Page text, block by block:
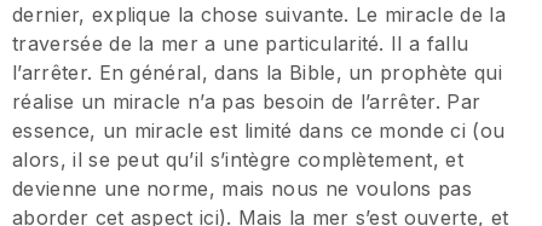
dernier, explique la chose suivante. Le miracle de la
traversée de la mer a une particularité. Il a fallu
l’arrêter. En général, dans la Bible, un prophète qui
réalise un miracle n’a pas besoin de l’arrêter. Par
essence, un miracle est limité dans ce monde ci (ou
alors, il se peut qu’il s’intègre complètement, et
devienne une norme, mais nous ne voulons pas
aborder cet aspect ici). Mais la mer s’est ouverte, et